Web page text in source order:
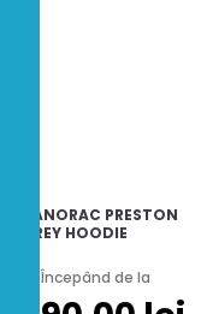
HANORAC PRESTON
GREY HOODIE
Începând de la